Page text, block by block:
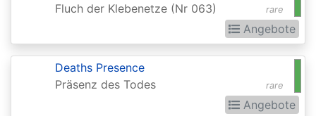
Dominaria
Dominaria
Remastered:
rare
Fluch der Klebenetze (Nr 063)
Angebote
rare
Deaths Presence
Präsenz des Todes
Angebote